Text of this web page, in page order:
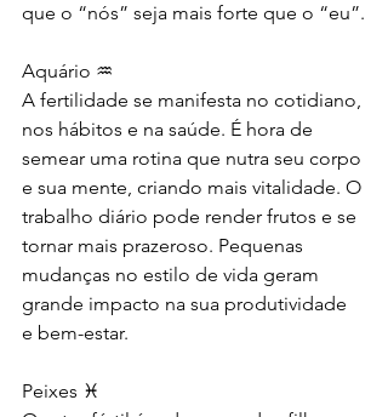
que o “nós” seja mais forte que o “eu”.
Aquário ♒
A fertilidade se manifesta no cotidiano,
nos hábitos e na saúde. É hora de
semear uma rotina que nutra seu corpo
e sua mente, criando mais vitalidade. O
trabalho diário pode render frutos e se
tornar mais prazeroso. Pequenas
mudanças no estilo de vida geram
grande impacto na sua produtividade
e bem-estar.
Peixes ♓